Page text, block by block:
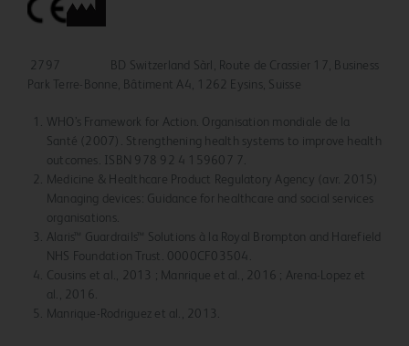
2797 BD Switzerland Sàrl, Route de Crassier 17, Business
Park Terre-Bonne, Bâtiment A4, 1262 Eysins, Suisse
WHO’s Framework for Action. Organisation mondiale de la
Santé (2007). Strengthening health systems to improve health
outcomes. ISBN 978 92 4 159607 7.
Medicine & Healthcare Product Regulatory Agency (avr. 2015)
Managing devices: Guidance for healthcare and social services
organisations.
Alaris™ Guardrails™ Solutions à la Royal Brompton and Harefield
NHS Foundation Trust. 0000CF03504.
Cousins et al., 2013 ; Manrique et al., 2016 ; Arena-Lopez et
al., 2016.
Manrique-Rodriguez et al., 2013.